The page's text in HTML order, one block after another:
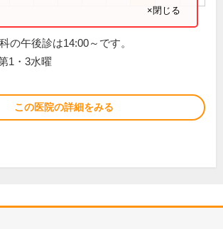
×閉じる
の午後診は14:00～です。
1・3水曜
この医院の詳細をみる